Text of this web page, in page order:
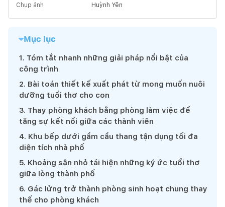
Chụp ảnh Huỳnh Yên
Mục lục
1. Tóm tắt nhanh những giải pháp nổi bật của
công trình
2. Bài toán thiết kế xuất phát từ mong muốn nuôi
dưỡng tuổi thơ cho con
3. Thay phòng khách bằng phòng làm việc để
tăng sự kết nối giữa các thành viên
4. Khu bếp dưới gầm cầu thang tận dụng tối đa
diện tích nhà phố
5. Khoảng sân nhỏ tái hiện những ký ức tuổi thơ
giữa lòng thành phố
6. Gác lửng trở thành phòng sinh hoạt chung thay
thế cho phòng khách